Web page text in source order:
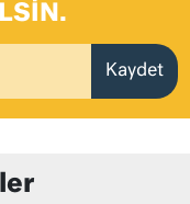
Kaydet